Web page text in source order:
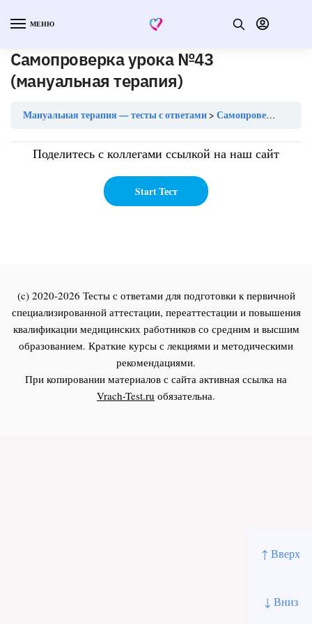
↑ Вверх
↓ Вниз
МЕНЮ
Самопроверка урока №43
(мануальная терапия)
Мануальная терапия — тесты с ответами Самопроверка урока №43 (мануальная терапия)
Поделитесь с коллегами ссылкой на наш сайт
(c) 2020-2026 Тесты с ответами для подготовки к первичной
специализированной аттестации, переаттестации и повышения
квалификации медицинских работников со средним и высшим
образованием. Краткие курсы с лекциями и методическими
рекомендациями.
При копировании материалов с сайта активная ссылка на
Vrach-Test.ru обязательна.